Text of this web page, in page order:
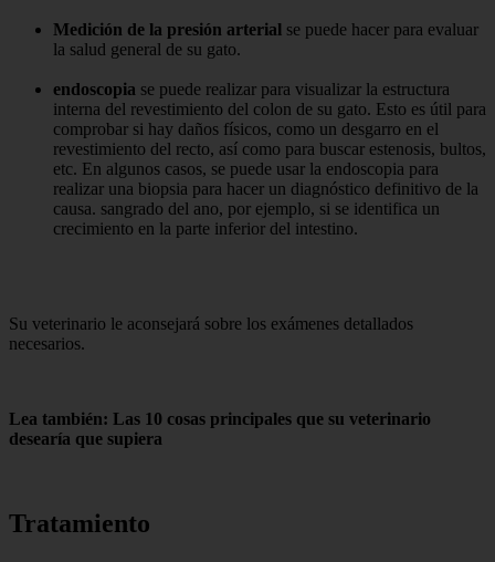
Medición de la presión arterial se puede hacer para evaluar
la salud general de su gato.
endoscopia se puede realizar para visualizar la estructura
interna del revestimiento del colon de su gato. Esto es útil para
comprobar si hay daños físicos, como un desgarro en el
revestimiento del recto, así como para buscar estenosis, bultos,
etc. En algunos casos, se puede usar la endoscopia para
realizar una biopsia para hacer un diagnóstico definitivo de la
causa. sangrado del ano, por ejemplo, si se identifica un
crecimiento en la parte inferior del intestino.
Su veterinario le aconsejará sobre los exámenes detallados
necesarios.
Lea también: Las 10 cosas principales que su veterinario
desearía que supiera
Tratamiento